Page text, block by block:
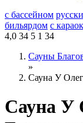
с бассейном
бильярдом с
4,0 34 5 1 34
Сауны
»
Сауна У
Сауна У